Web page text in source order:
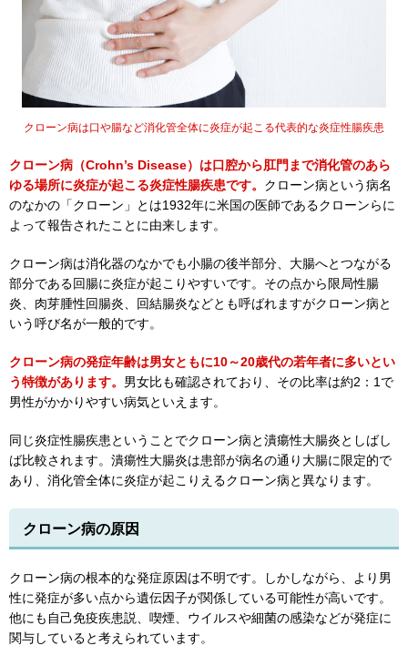
クローン病は口や腸など消化管全体に炎症が起こる代表的な炎症性腸疾患
クローン病（Crohn’s Disease）は口腔から肛門まで消化管のあら
ゆる場所に炎症が起こる炎症性腸疾患です。 クローン病という病名
のなかの「クローン」とは1932年に米国の医師であるクローンらに
よって報告されたことに由来します。
クローン病は消化器のなかでも小腸の後半部分、大腸へとつながる
部分である回腸に炎症が起こりやすいです。その点から限局性腸
炎、肉芽腫性回腸炎、回結腸炎などとも呼ばれますがクローン病と
いう呼び名が一般的です。
クローン病の発症年齢は男女ともに10～20歳代の若年者に多いとい
う特徴があります。 男女比も確認されており、その比率は約2：1で
男性がかかりやすい病気といえます。
同じ炎症性腸疾患ということでクローン病と潰瘍性大腸炎としばし
ば比較されます。潰瘍性大腸炎は患部が病名の通り大腸に限定的で
あり、消化管全体に炎症が起こりえるクローン病と異なります。
クローン病の原因
クローン病の根本的な発症原因は不明です。しかしながら、より男
性に発症が多い点から遺伝因子が関係している可能性が高いです。
他にも自己免疫疾患説、喫煙、ウイルスや細菌の感染などが発症に
関与していると考えられています。